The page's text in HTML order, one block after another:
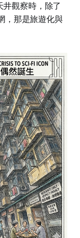
觀察時，除了
，那是旅遊化與